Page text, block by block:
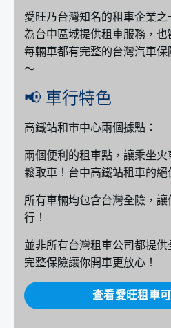
愛旺乃台灣知名的租車企業之
為台中區域提供租車服務，也
每輛車都有完整的台灣汽車
～
📢 車行特色
高鐵站和市中心兩個據點：
兩個便利的租車點，讓乘坐
鬆取車！台中高鐵站租車的絕
所有車輛均包含台灣全險，
行！
並非所有台灣租車公司都提
完整保險讓你開車更放心！
查看愛旺租車